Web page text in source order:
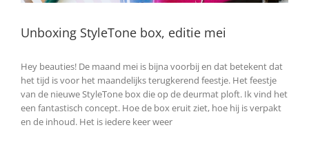
Unboxing StyleTone box, editie mei
Hey beauties! De maand mei is bijna voorbij en dat betekent dat
het tijd is voor het maandelijks terugkerend feestje. Het feestje
van de nieuwe StyleTone box die op de deurmat ploft. Ik vind het
een fantastisch concept. Hoe de box eruit ziet, hoe hij is verpakt
en de inhoud. Het is iedere keer weer